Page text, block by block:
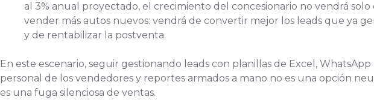
al 3% anual proyectado, el crecimiento del concesionario no vendrá solo
vender más autos nuevos: vendrá de convertir mejor los leads que ya
y de rentabilizar la postventa.
En este escenario, seguir gestionando leads con planillas de Excel, WhatsApp
personal de los vendedores y reportes armados a mano no es una opción
es una fuga silenciosa de ventas.